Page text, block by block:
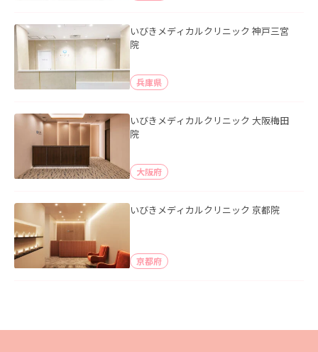
いびきメディカルクリニック 神戸三宮
院
兵庫県
いびきメディカルクリニック 大阪梅田
院
大阪府
いびきメディカルクリニック 京都院
京都府